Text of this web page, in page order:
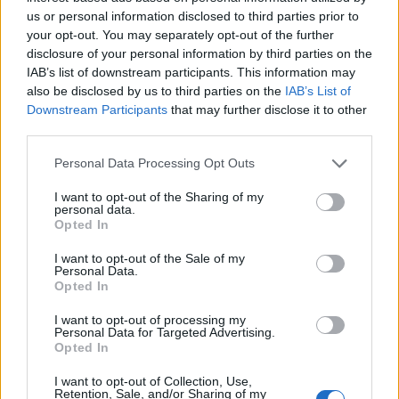
us or personal information disclosed to third parties prior to
your opt-out. You may separately opt-out of the further
disclosure of your personal information by third parties on the
IAB’s list of downstream participants. This information may
also be disclosed by us to third parties on the IAB’s List of
Downstream Participants that may further disclose it to other
Personal Data Processing Opt Outs
I want to opt-out of the Sharing of my
personal data.
Opted In
I want to opt-out of the Sale of my
Personal Data.
Opted In
I want to opt-out of processing my
Personal Data for Targeted Advertising.
Opted In
I want to opt-out of Collection, Use,
Retention, Sale, and/or Sharing of my
Resumen de datos de la ruta entre Guipúzcoa y
Tipo dePrecio
Gasto
Gasto
Gasto
Gasolina 95
0,00€ 123l.
Gasolina 98
0,00€ 61l.-86 123l.-
0,00€
0,00€
0,00€
0,00€
Bio diesel
0,00€